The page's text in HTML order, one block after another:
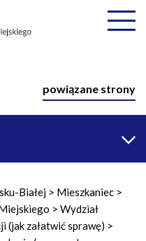
powiązane strony
Białej
Mieszkaniec
Wydział
(jak załatwić sprawę)